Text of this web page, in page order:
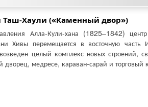
Таш-Хаули («Каменный двор»)
Алла-Кули-хана (1825–1842) центр
Хивы перемещается в восточную
целый комплекс новых строений,
дворец, медресе, караван-сарай и торговый